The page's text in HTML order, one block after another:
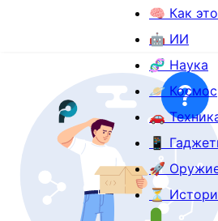
🧠 Как
🤖 ИИ
🧬 Наука
🪐 Космос
🚗
📱
🚀
⏳